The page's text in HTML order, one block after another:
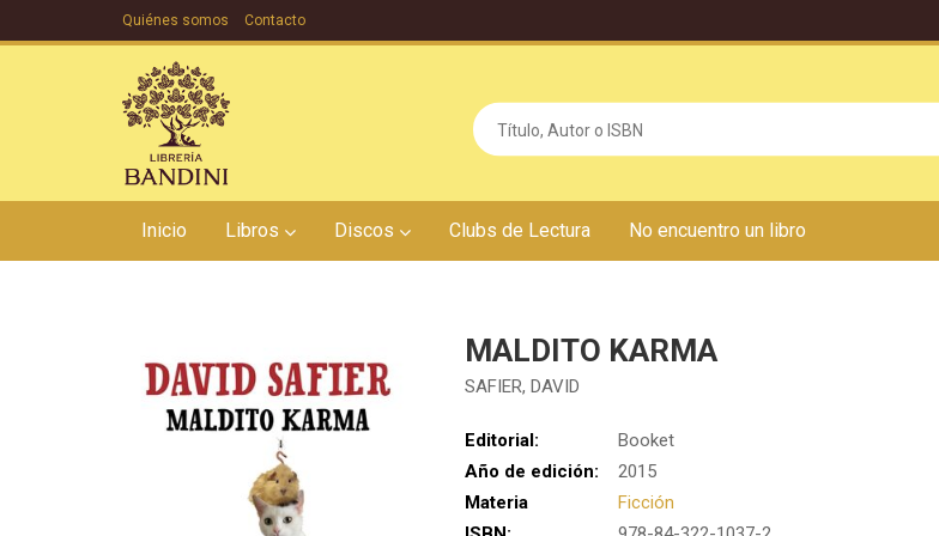
Quiénes somos Contacto
Inicio Libros Discos Clubs de Lectura No encuentro un libro
MALDITO KARMA
SAFIER, DAVID
Editorial:
Booket
Año de edición:
2015
Materia
Ficción